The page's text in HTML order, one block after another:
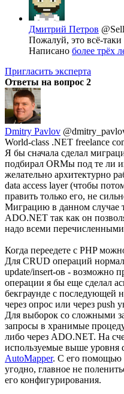
Дмитрий Петров
Пожалуй, это всё-
Написано более трёх
Пригласить эксперта
Ответы на вопрос 2
Dmitry Pavlov
World-class .NET freelance
Я бы сначала сделал
подбирал ORMы под те ли
желательно архитектурно
data access layer (чтобы
править только его, не
Миграцию в данном случае
ADO.NET так как он
надо всеми
Когда переедете с PHP
Для CRUD операций
update/insert-ов - возможно
операции я бы еще сделал
бекграунде с последующей
через опрос или через push
Для выборок со сложными
запросы в хранимые
либо через ADO.NET. На
используемые выше уровня
AutoMapper. С его помощью
угодно, главное не
его конфигурирования.